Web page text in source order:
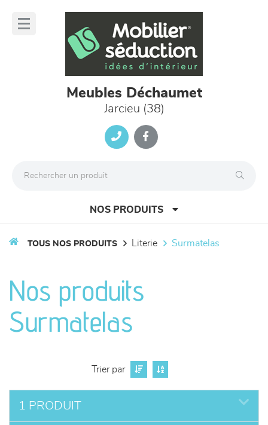
Meubles Déchaumet
Jarcieu (38)
NOS PRODUITS
séjours
meubles de complément
chambres et dressing
literie
TOUS NOS PRODUITS literie surmatelas
Nos produits
Surmatelas
Trier par
1 PRODUIT